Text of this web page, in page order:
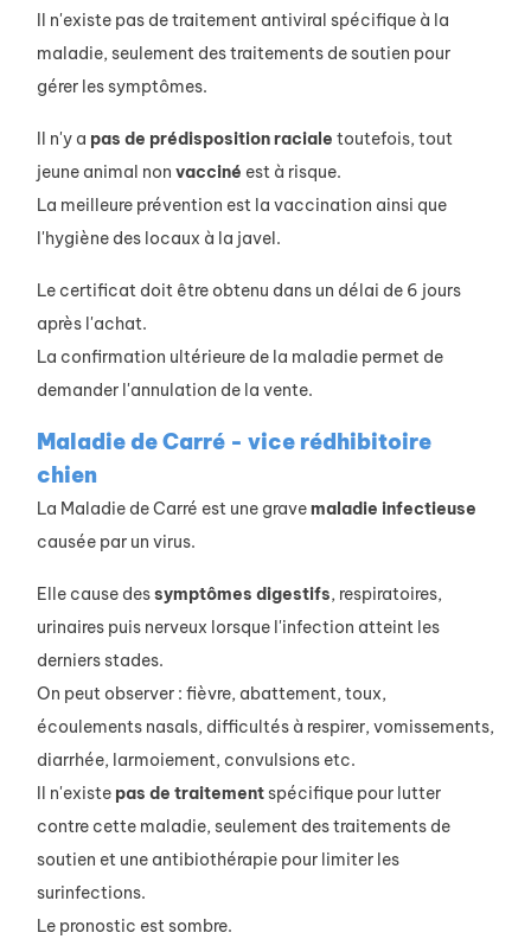
Il n'existe pas de traitement antiviral spécifique à la
maladie, seulement des traitements de soutien pour
gérer les symptômes.
Il n'y a pas de prédisposition raciale toutefois, tout
jeune animal non vacciné est à risque.
La meilleure prévention est la vaccination ainsi que
l'hygiène des locaux à la javel.
Le certificat doit être obtenu dans un délai de 6 jours
après l'achat.
La confirmation ultérieure de la maladie permet de
demander l'annulation de la vente.
Maladie de Carré - vice rédhibitoire
chien
La Maladie de Carré est une gravemaladie infectieuse
causée par un virus.
Elle cause dessymptômes digestifs, respiratoires,
urinaires puis nerveux lorsque l'infection atteint les
derniers stades.
On peut observer : fièvre, abattement, toux,
écoulements nasals, difficultés à respirer, vomissements,
diarrhée, larmoiement, convulsions etc.
Il n'existe pas de traitementspécifique pour lutter
contre cette maladie, seulement des traitements de
soutien et une antibiothérapie pour limiter les
surinfections.
Le pronostic est sombre.